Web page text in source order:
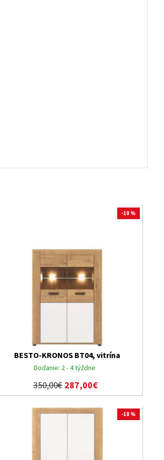
-18 %
Dodanie: 2 - 4 týždne
BESTO-KRONOS BT04, vitrína
350,00€ 287,00€
-18 %